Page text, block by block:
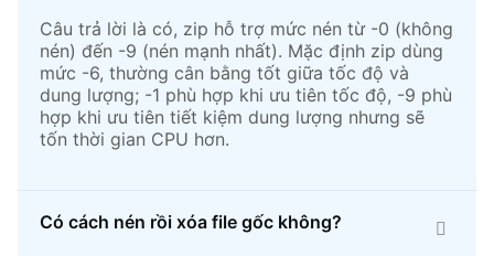
Câu trả lời là có, zip hỗ trợ mức nén từ -0 (không
nén) đến -9 (nén mạnh nhất). Mặc định zip dùng
mức -6, thường cân bằng tốt giữa tốc độ và
dung lượng; -1 phù hợp khi ưu tiên tốc độ, -9 phù
hợp khi ưu tiên tiết kiệm dung lượng nhưng sẽ
tốn thời gian CPU hơn.​
Có cách nén rồi xóa file gốc không?